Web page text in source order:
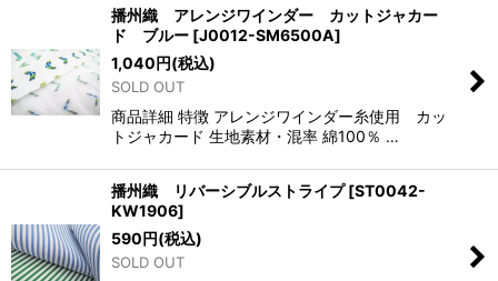
播州織 アレンジワインダー カットジャカー
ド ブルー [J0012-SM6500A]
1,040円(税込)
SOLD OUT
商品詳細 特徴 アレンジワインダー糸使用 カッ
トジャカード 生地素材・混率 綿100％ …
播州織 リバーシブルストライプ [ST0042-
KW1906]
590円(税込)
SOLD OUT